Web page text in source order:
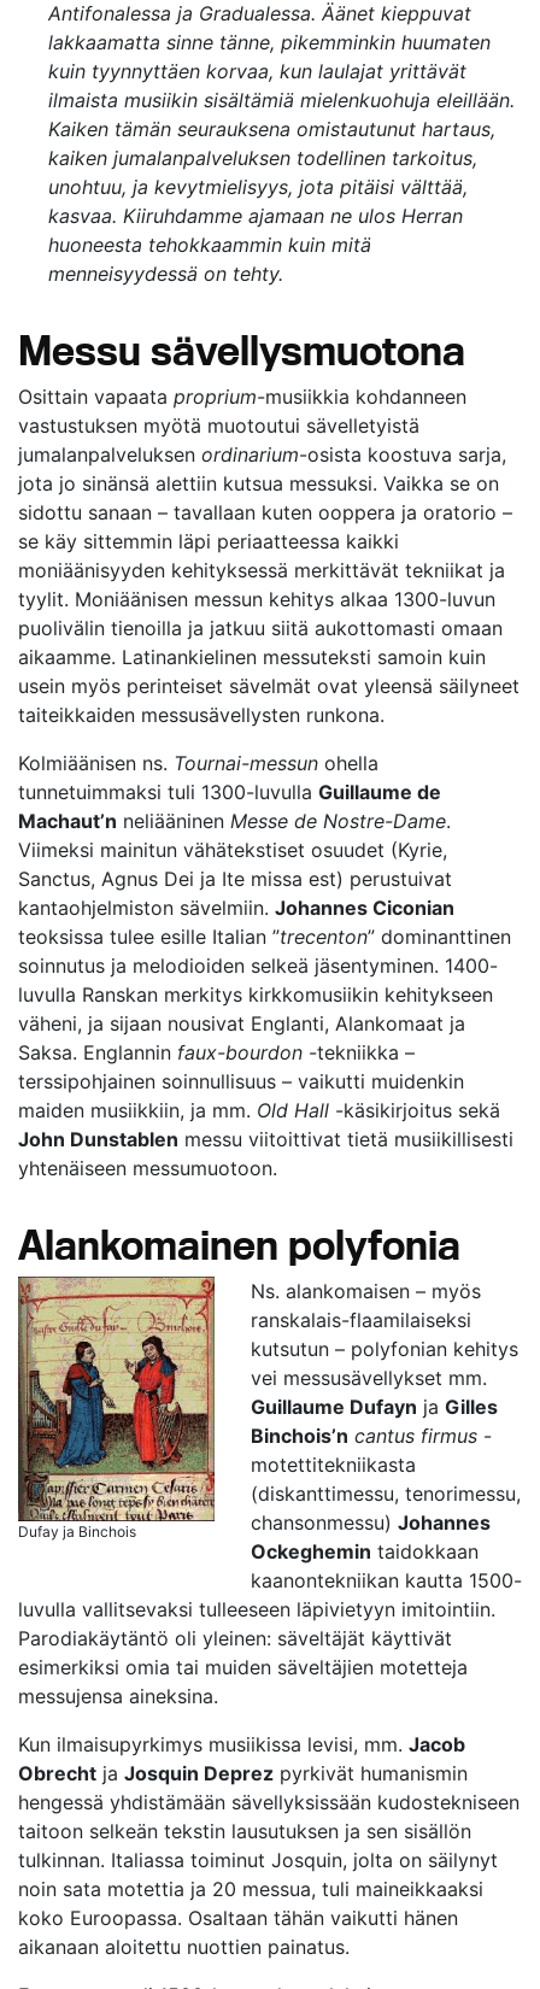
Antifonalessa ja Gradualessa. Äänet kieppuvat
lakkaamatta sinne tänne, pikemminkin huumaten
kuin tyynnyttäen korvaa, kun laulajat yrittävät
ilmaista musiikin sisältämiä mielenkuohuja eleillään.
Kaiken tämän seurauksena omistautunut hartaus,
kaiken jumalanpalveluksen todellinen tarkoitus,
unohtuu, ja kevytmielisyys, jota pitäisi välttää,
kasvaa. Kiiruhdamme ajamaan ne ulos Herran
huoneesta tehokkaammin kuin mitä
menneisyydessä on tehty.
Messu sävellysmuotona
Osittain vapaata proprium-musiikkia kohdanneen
vastustuksen myötä muotoutui sävelletyistä
jumalanpalveluksen ordinarium-osista koostuva sarja,
jota jo sinänsä alettiin kutsua messuksi. Vaikka se on
sidottu sanaan – tavallaan kuten ooppera ja oratorio –
se käy sittemmin läpi periaatteessa kaikki
moniäänisyyden kehityksessä merkittävät tekniikat ja
tyylit. Moniäänisen messun kehitys alkaa 1300-luvun
puolivälin tienoilla ja jatkuu siitä aukottomasti omaan
aikaamme. Latinankielinen messuteksti samoin kuin
usein myös perinteiset sävelmät ovat yleensä säilyneet
taiteikkaiden messusävellysten runkona.
Kolmiäänisen ns. Tournai-messun ohella
tunnetuimmaksi tuli 1300-luvulla Guillaume de
Machaut’n neliääninen Messe de Nostre-Dame.
Viimeksi mainitun vähätekstiset osuudet (Kyrie,
Sanctus, Agnus Dei ja Ite missa est) perustuivat
kantaohjelmiston sävelmiin. Johannes Ciconian
teoksissa tulee esille Italian ”trecenton” dominanttinen
soinnutus ja melodioiden selkeä jäsentyminen. 1400-
luvulla Ranskan merkitys kirkkomusiikin kehitykseen
väheni, ja sijaan nousivat Englanti, Alankomaat ja
Saksa. Englannin faux-bourdon -tekniikka –
terssipohjainen soinnullisuus – vaikutti muidenkin
maiden musiikkiin, ja mm. Old Hall -käsikirjoitus sekä
John Dunstablen messu viitoittivat tietä musiikillisesti
yhtenäiseen messumuotoon.
Alankomainen polyfonia
Dufay ja Binchois
Ns. alankomaisen – myös
ranskalais-flaamilaiseksi
kutsutun – polyfonian kehitys
vei messusävellykset mm.
Guillaume Dufayn ja Gilles
Binchois’n cantus firmus -
motettitekniikasta
(diskanttimessu, tenorimessu,
chansonmessu) Johannes
Ockeghemin taidokkaan
kaanontekniikan kautta 1500-
luvulla vallitsevaksi tulleeseen läpivietyyn imitointiin.
Parodiakäytäntö oli yleinen: säveltäjät käyttivät
esimerkiksi omia tai muiden säveltäjien motetteja
messujensa aineksina.
Kun ilmaisupyrkimys musiikissa levisi, mm. Jacob
Obrecht ja Josquin Deprez pyrkivät humanismin
hengessä yhdistämään sävellyksissään kudostekniseen
taitoon selkeän tekstin lausutuksen ja sen sisällön
tulkinnan. Italiassa toiminut Josquin, jolta on säilynyt
noin sata motettia ja 20 messua, tuli maineikkaaksi
koko Euroopassa. Osaltaan tähän vaikutti hänen
aikanaan aloitettu nuottien painatus.